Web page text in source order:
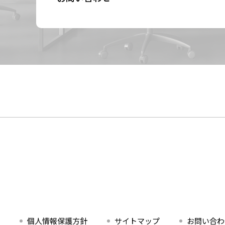
個人情報保護方針 サイトマップ お問い合